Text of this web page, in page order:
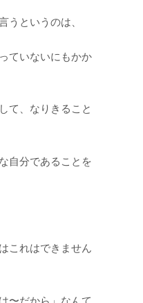
うというのは、
ていないにもかか
て、なりきること
自分であることを
これはできません